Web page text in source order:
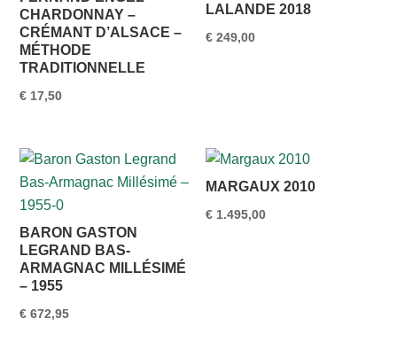
CHARDONNAY –
CRÉMANT D’ALSACE –
MÉTHODE
TRADITIONNELLE
€ 17,50
LALANDE 2018
€ 249,00
BARON GASTON
LEGRAND BAS-
ARMAGNAC MILLÉSIMÉ
– 1955
€ 672,95
MARGAUX 2010
€ 1.495,00